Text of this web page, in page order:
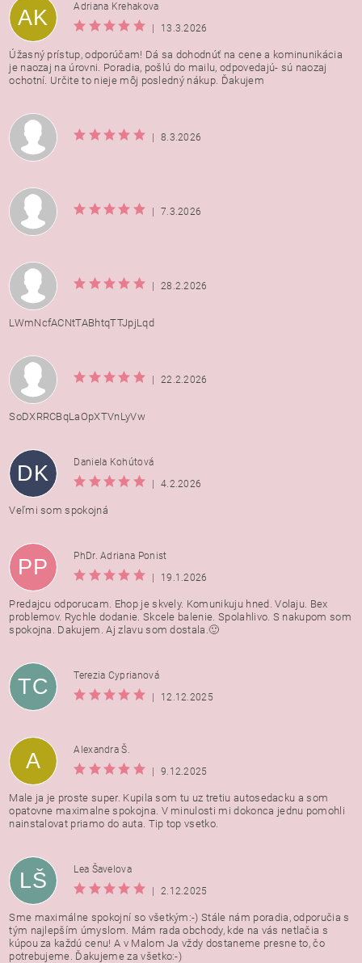
AK
Adriana Krehakova
|
13.3.2026
Úžasný prístup, odporúčam! Dá sa dohodnúť na cene a kominunikácia
je naozaj na úrovni. Poradia, pošlú do mailu, odpovedajú- sú naozaj
ochotní. Určite to nieje môj posledný nákup. Ďakujem
| 8.3.2026
| 7.3.2026
| 28.2.2026
LWmNcfACNtTABhtqTTJpjLqd
| 22.2.2026
SoDXRRCBqLaOpXTVnLyVw
DK
Daniela Kohútová
|
4.2.2026
Veľmi som spokojná
PP
PhDr. Adriana Ponist
|
19.1.2026
Predajcu odporucam. Ehop je skvely. Komunikuju hned. Volaju. Bex
problemov. Rychle dodanie. Skcele balenie. Spolahlivo. S nakupom som
spokojna. Dakujem. Aj zlavu som dostala.🙂
TC
Terezia Cyprianová
|
12.12.2025
A
Alexandra Š.
|
9.12.2025
Male ja je proste super. Kupila som tu uz tretiu autosedacku a som
opatovne maximalne spokojna. V minulosti mi dokonca jednu pomohli
nainstalovat priamo do auta. Tip top vsetko.
LŠ
Lea Šavelova
|
2.12.2025
Sme maximálne spokojní so všetkým:-) Stále nám poradia, odporučia s
tým najlepším úmyslom. Mám rada obchody, kde na vás netlačia s
kúpou za každú cenu! A v Malom Ja vždy dostaneme presne to, čo
potrebujeme. Ďakujeme za všetko:-)